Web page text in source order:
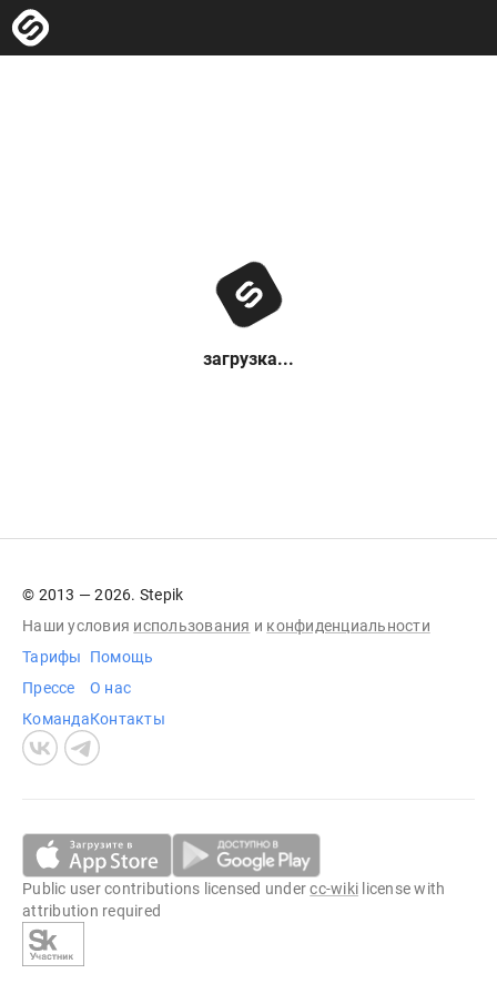
загрузка...
© 2013 — 2026. Stepik
Наши условия использования и конфиденциальности
Тарифы
Прессе
Команда
Помощь
О нас
Контакты
Public user contributions licensed undercc-wiki license with
attribution required